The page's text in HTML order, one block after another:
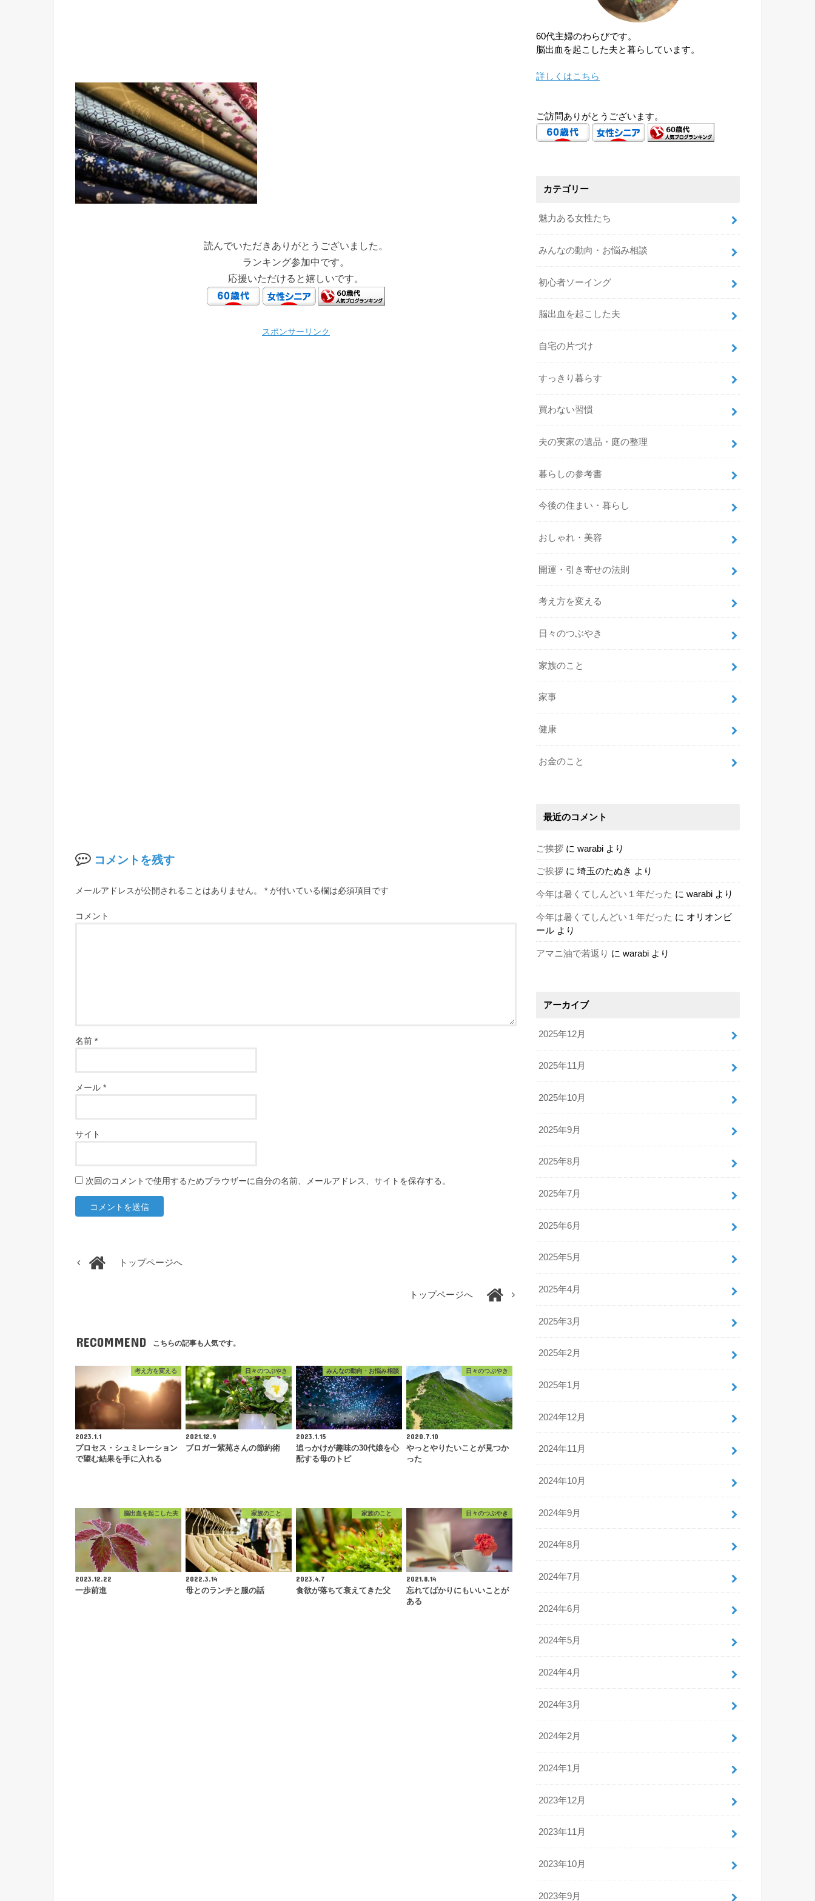
読んでいただきありがとうございました。
ランキング参加中です。
応援いただけると嬉しいです。
スポンサーリンク
コメントを残す
メールアドレスが公開されることはありません。 * が付いている欄は必須項目です
コメント
名前 *
メール *
サイト
次回のコメントで使用するためブラウザーに自分の名前、メールアドレス、サイトを保存する。
トップページへ
トップページへ
RECOMMEND こちらの記事も人気です。
考え方を変える
2023.1.1
プロセス・シュミレーション
で望む結果を手に入れる
日々のつぶやき
2021.12.9
ブロガー紫苑さんの節約術
みんなの動向・お悩み相談
2023.1.15
追っかけが趣味の30代娘を心
配する母のトピ
日々のつぶやき
2020.7.10
やっとやりたいことが見つか
った
脳出血を起こした夫
2023.12.22
一歩前進
家族のこと
2022.3.14
母とのランチと服の話
家族のこと
2023.4.7
食欲が落ちて衰えてきた父
日々のつぶやき
2021.8.14
忘れてばかりにもいいことが
ある
60代主婦のわらびです。
脳出血を起こした夫と暮らしています。
詳しくはこちら
ご訪問ありがとうございます。
カテゴリー
魅力ある女性たち
みんなの動向・お悩み相談
初心者ソーイング
脳出血を起こした夫
自宅の片づけ
すっきり暮らす
買わない習慣
夫の実家の遺品・庭の整理
暮らしの参考書
今後の住まい・暮らし
おしゃれ・美容
開運・引き寄せの法則
考え方を変える
日々のつぶやき
家族のこと
家事
健康
お金のこと
最近のコメント
ご挨拶 に warabi より
ご挨拶 に 埼玉のたぬき より
今年は暑くてしんどい１年だった に warabi より
今年は暑くてしんどい１年だった に オリオンビ
ール より
アマニ油で若返り に warabi より
アーカイブ
2025年12月
2025年11月
2025年10月
2025年9月
2025年8月
2025年7月
2025年6月
2025年5月
2025年4月
2025年3月
2025年2月
2025年1月
2024年12月
2024年11月
2024年10月
2024年9月
2024年8月
2024年7月
2024年6月
2024年5月
2024年4月
2024年3月
2024年2月
2024年1月
2023年12月
2023年11月
2023年10月
2023年9月